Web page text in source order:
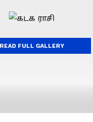
READ FULL GALLERY